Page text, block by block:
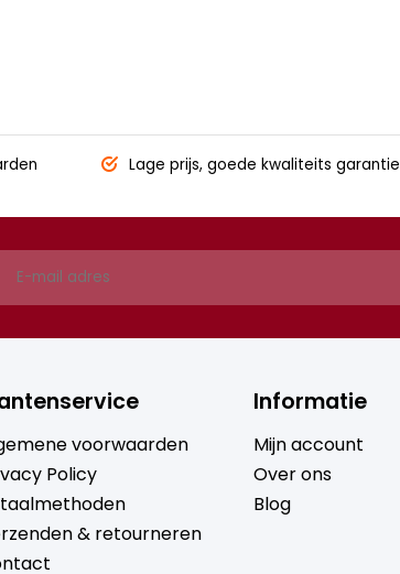
Lage prijs, goede kwaliteits garantie
voorwaarden
Policy
& retourneren
Informatie
Mijn account
Over ons
Blog